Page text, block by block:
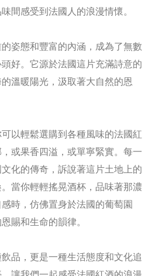
間感受到法國人的浪漫情懷。
的姿態和豐富的內涵，成為了無數
好。它源於法國這片充滿詩意的
溫暖陽光，汲取著大自然的恩
以輕鬆選購到各種風味的法國紅
或果香四溢，或單寧緊實。每一
化的傳奇，訴說著這片土地上的
當你輕輕搖晃酒杯，品味著那濃
時，仿佛置身於法國的葡萄園
賜和生命的韻律。
品，更是一種生活態度和文化追